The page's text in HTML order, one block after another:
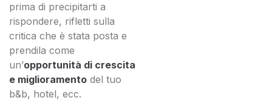
prima di precipitarti a
rispondere, rifletti sulla
critica che è stata posta e
prendila come
un’opportunità di crescita
e miglioramento del tuo
b&b, hotel, ecc.